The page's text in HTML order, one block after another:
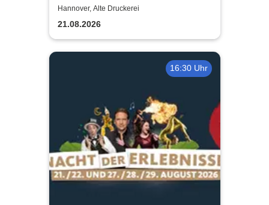
TUTANCHAMUN | Hannover -
Ein Immersives Abenteuer
Hannover, Alte Druckerei
21.08.2026
16:30 Uhr